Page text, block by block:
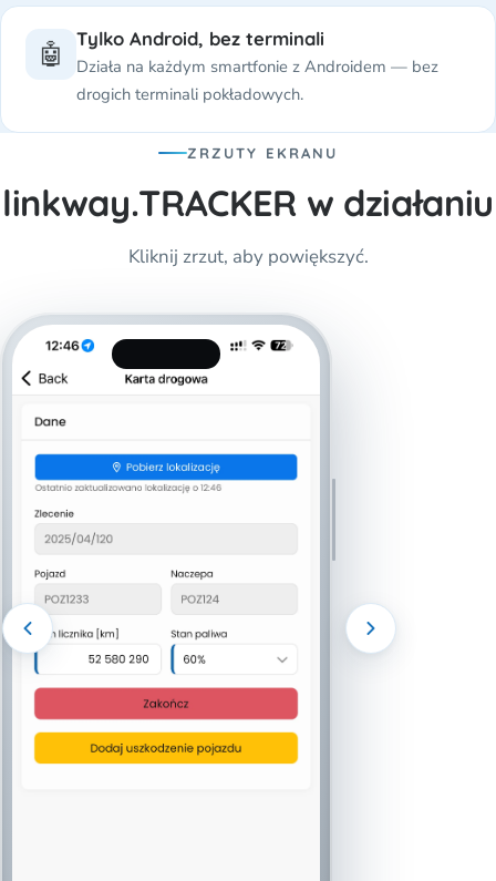
🤖 Tylko Android, bez terminali
Działa na każdym smartfonie z Androidem — bez
drogich terminali pokładowych.
ZRZUTY EKRANU
linkway.TRACKER w działaniu
Kliknij zrzut, aby powiększyć.